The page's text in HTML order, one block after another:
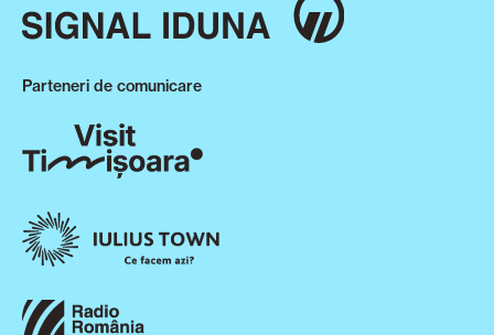
Parteneri de comunicare